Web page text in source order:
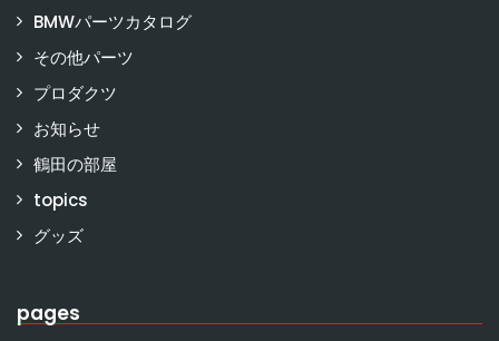
BMWパーツカタログ
その他パーツ
プロダクツ
お知らせ
鶴田の部屋
topics
グッズ
pages